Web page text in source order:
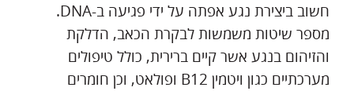
חשוב ביצירת נגע אפתה על ידי פגיעה ב-DNA.
מספר שיטות משמשות לבקרת הכאב, הדלקת
והזיהום בנגע אשר קיים ברירית, כולל טיפולים
מערכתיים כגון ויטמין B12 ופולאט, וכן חומרים